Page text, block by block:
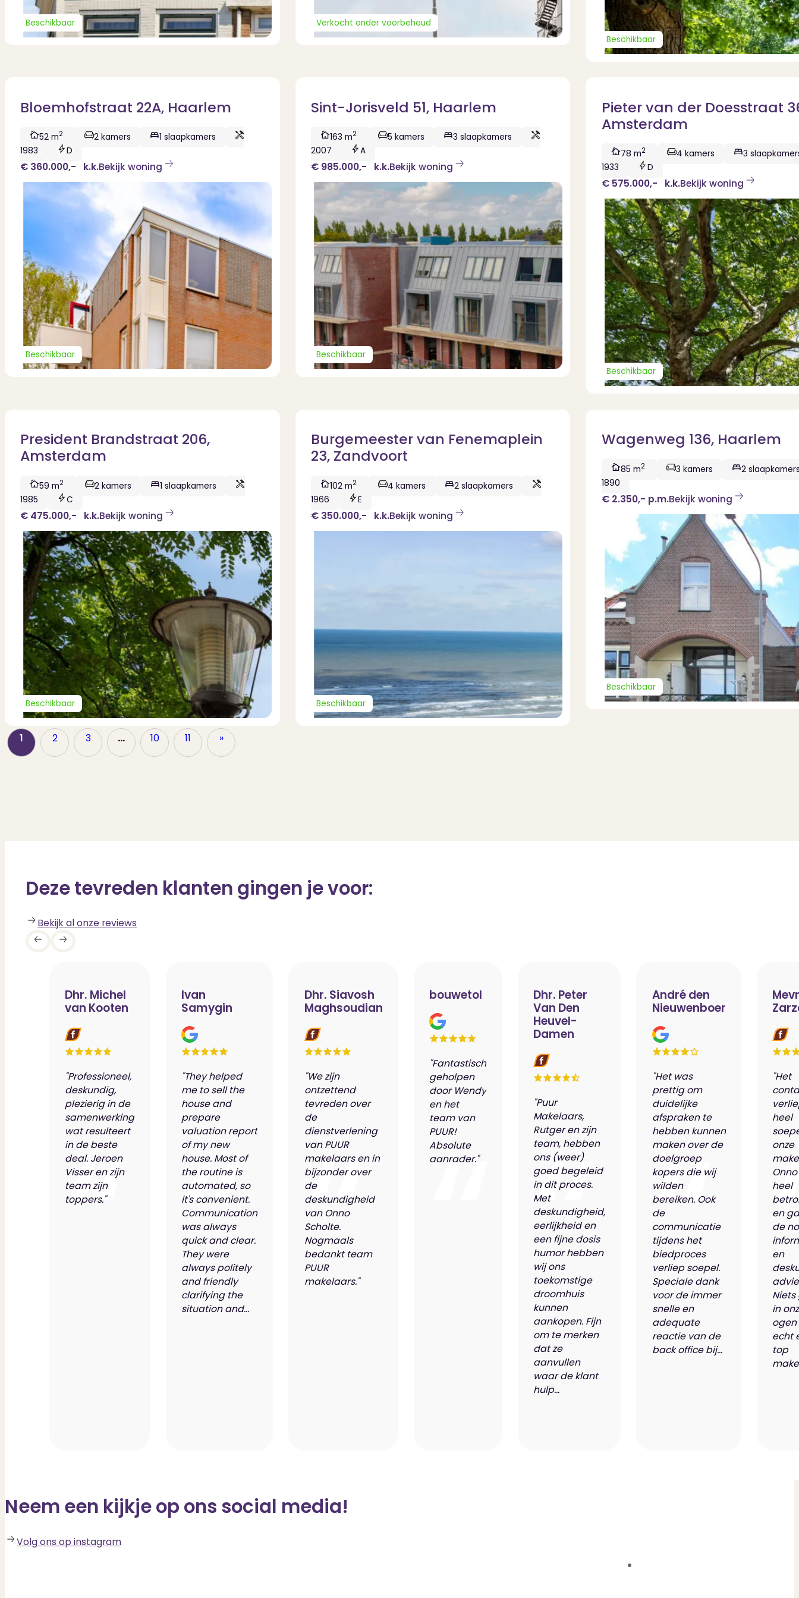
Contact Bekijk Vestigingen
Beschikbaar Verkocht onder voorbehoud
Beschikbaar
Bloemhofstraat 22A, Haarlem
52 m2 2 kamers
1 slaapkamers
1983
D
€ 360.000,- k.k.Bekijk woning
Beschikbaar
Sint-Jorisveld 51, Haarlem
163 m2 5 kamers
3 slaapkamers
2007
A
€ 985.000,- k.k.Bekijk woning
Beschikbaar
Pieter van der Doesstraat
Amsterdam
78 m2 4 kamers
3
1933
D
€ 575.000,- k.k.Bekijk woning
Beschikbaar
President Brandstraat 206,
Amsterdam
59 m2 2 kamers
1 slaapkamers
1985
C
€ 475.000,- k.k.Bekijk woning
Beschikbaar
Burgemeester van Fenemaplein
23, Zandvoort
102 m2 4 kamers
2 slaapkamers
1966
E
€ 350.000,- k.k.Bekijk woning
Beschikbaar
Wagenweg 136, Haarlem
85 m2 3 kamers
2
1890
€ 2.350,- p.m.Bekijk woning
Beschikbaar
1 2 3 … 10 11 »
Deze tevreden klanten gingen je voor:
Bekijk al onze reviews
Dhr. Michel
van Kooten
"Professioneel,
deskundig,
plezierig in de
samenwerking
wat resulteert
in de beste
deal. Jeroen
Visser en zijn
team zijn
toppers."
Ivan
Samygin
"They helped
me to sell the
house and
prepare
valuation report
of my new
house. Most of
the routine is
automated, so
it's convenient.
Communication
was always
quick and clear.
They were
always politely
and friendly
clarifying the
situation and...
Dhr. Siavosh
Maghsoudian
"We zijn
ontzettend
tevreden over
de
dienstverlening
van PUUR
makelaars en in
bijzonder over
de
deskundigheid
van Onno
Scholte.
Nogmaals
bedankt team
PUUR
makelaars."
bouwetol
"Fantastisch
geholpen
door Wendy
en het
team van
PUUR!
Absolute
aanrader."
Dhr. Peter
Van Den
Heuvel-
Damen
"Puur
Makelaars,
Rutger en zijn
team, hebben
ons (weer)
goed begeleid
in dit proces.
Met
deskundigheid,
eerlijkheid en
een fijne dosis
humor hebben
wij ons
toekomstige
droomhuis
kunnen
aankopen. Fijn
om te merken
dat ze
aanvullen
waar de klant
hulp...
André den
Nieuwenboer
"Het was
prettig om
duidelijke
afspraken te
hebben kunnen
maken over de
doelgroep
kopers die wij
wilden
bereiken. Ook
de
communicatie
tijdens het
biedproces
verliep soepel.
Speciale dank
voor de immer
snelle en
adequate
reactie van de
back office bij...
"Het
heel
onze
heel
en
de
en
in
ogen
echt
top
Neem een kijkje op ons social media!
Volg ons op instagram